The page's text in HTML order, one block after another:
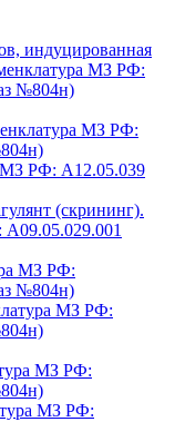
индуцированная
МЗ РФ:
№804н)
МЗ РФ:
РФ: A12.05.039
(скрининг).
МЗ РФ:
№804н)
МЗ РФ:
МЗ РФ:
МЗ РФ: